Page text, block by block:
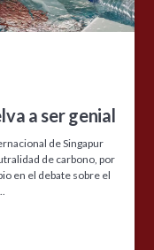
a ser genial
de Singapur
de carbono, por
en el debate sobre el